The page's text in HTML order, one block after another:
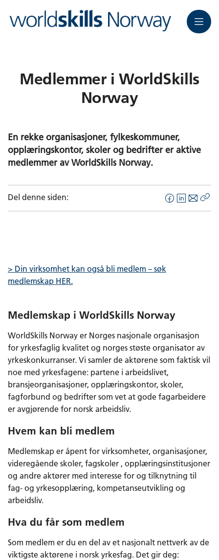
Meny
Medlemmer i WorldSkills
Norway
En rekke organisasjoner, fylkeskommuner,
opplæringskontor, skoler og bedrifter er aktive
medlemmer av WorldSkills Norway.
Del denne siden:
F
a
o
L
i
E
-
> Din virksomhet kan også bli medlem – søk
medlemskap HER.
Medlemskap i WorldSkills Norway
WorldSkills Norway er Norges nasjonale organisasjon
for yrkesfaglig kvalitet og norges støste organisator av
yrkeskonkurranser. Vi samler de aktørene som faktisk vil
noe med yrkesfagene: partene i arbeidslivet,
bransjeorganisasjoner, opplæringskontor, skoler,
fagforbund og bedrifter som vet at gode fagarbeidere
er avgjørende for norsk arbeidsliv.
Hvem kan bli medlem
Medlemskap er åpent for virksomheter, organisasjoner,
videregående skoler, fagskoler , opplæringsinstitusjoner
og andre aktører med interesse for og tilknytning til
fag- og yrkesopplæring, kompetanseutvikling og
arbeidsliv.
Hva du får som medlem
Som medlem er du en del av et nasjonalt nettverk av de
viktigste aktørene i norsk yrkesfag. Det gir deg: